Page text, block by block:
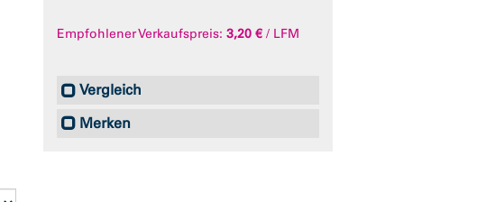
Empfohlener Verkaufspreis: 3,20 € / LFM
Vergleich
Merken